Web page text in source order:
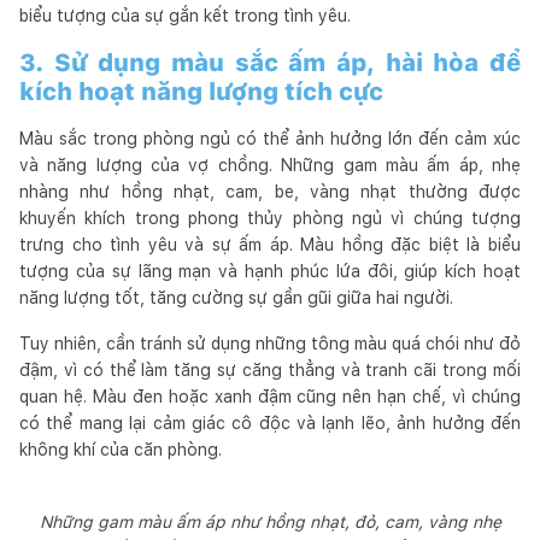
biểu tượng của sự gắn kết trong tình yêu.
3. Sử dụng màu sắc ấm áp, hài hòa để
kích hoạt năng lượng tích cực
Màu sắc trong phòng ngủ có thể ảnh hưởng lớn đến cảm xúc
và năng lượng của vợ chồng. Những gam màu ấm áp, nhẹ
nhàng như hồng nhạt, cam, be, vàng nhạt thường được
khuyến khích trong phong thủy phòng ngủ vì chúng tượng
trưng cho tình yêu và sự ấm áp. Màu hồng đặc biệt là biểu
tượng của sự lãng mạn và hạnh phúc lứa đôi, giúp kích hoạt
năng lượng tốt, tăng cường sự gần gũi giữa hai người.
Tuy nhiên, cần tránh sử dụng những tông màu quá chói như đỏ
đậm, vì có thể làm tăng sự căng thẳng và tranh cãi trong mối
quan hệ. Màu đen hoặc xanh đậm cũng nên hạn chế, vì chúng
có thể mang lại cảm giác cô độc và lạnh lẽo, ảnh hưởng đến
không khí của căn phòng.
Những gam màu ấm áp như hồng nhạt, đỏ, cam, vàng nhẹ